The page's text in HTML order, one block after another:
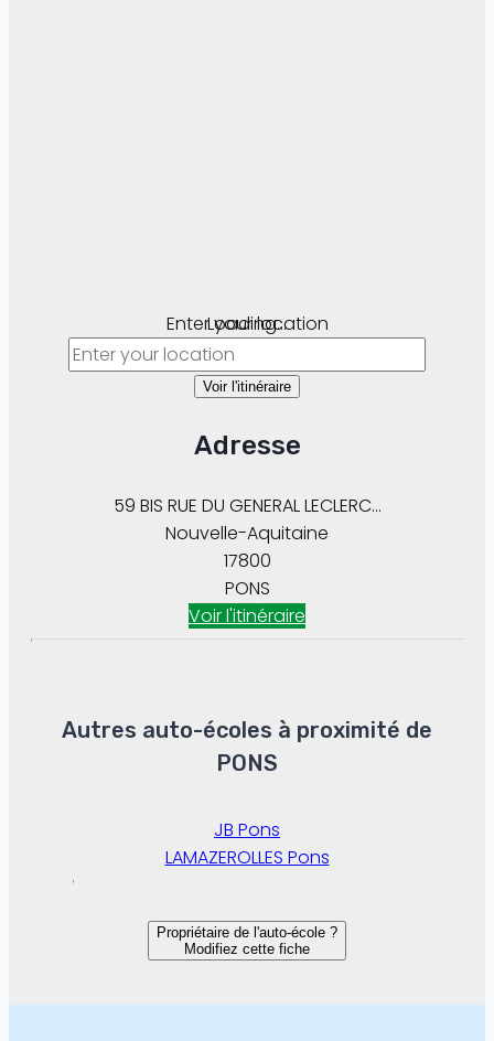
Loading...
Enter your location
Voir l'itinéraire
Adresse
59 BIS RUE DU GENERAL LECLERC...
PONS
Nouvelle-Aquitaine
17800
Voir l'itinéraire
Autres auto-écoles à proximité de
PONS
JB Pons
LAMAZEROLLES Pons
Propriétaire de l'auto-école ?
Modifiez cette fiche